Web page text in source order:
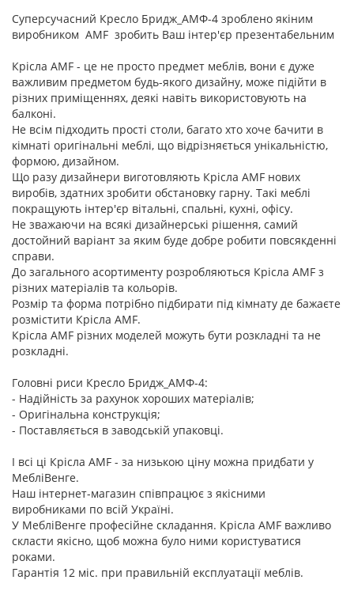
Суперсучасний Кресло Бридж_АМФ-4 зроблено якіним
виробником AMF зробить Ваш інтер'єр презентабельним
Крісла AMF - це не просто предмет меблів, вони є дуже
важливим предметом будь-якого дизайну, може підійти в
різних приміщеннях, деякі навіть використовують на
балконі.
Не всім підходить прості столи, багато хто хоче бачити в
кімнаті оригінальні меблі, що відрізняється унікальністю,
формою, дизайном.
Що разу дизайнери виготовляють Крісла AMF нових
виробів, здатних зробити обстановку гарну. Такі меблі
покращують інтер'єр вітальні, спальні, кухні, офісу.
Не зважаючи на всякі дизайнерські рішення, самий
достойний варіант за яким буде добре робити повсякденні
справи.
До загального асортименту розробляються Крісла AMF з
різних матеріалів та кольорів.
Розмір та форма потрібно підбирати під кімнату де бажаєте
розмістити Крісла AMF.
Крісла AMF різних моделей можуть бути розкладні та не
розкладні.
Головні риси Кресло Бридж_АМФ-4:
- Надійність за рахунок хороших матеріалів;
- Оригінальна конструкція;
- Поставляється в заводській упаковці.
І всі ці Крісла AMF - за низькою ціну можна придбати у
МебліВенге.
Наш інтернет-магазин співпрацює з якісними
виробниками по всій Україні.
У МебліВенге професійне складання. Крісла AMF важливо
скласти якісно, щоб можна було ними користуватися
роками.
Гарантія 12 міс. при правильній експлуатації меблів.